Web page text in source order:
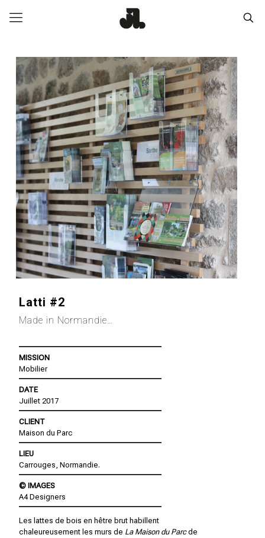
Latti #2
Made in Normandie…
MISSION
Mobilier
DATE
Juillet 2017
CLIENT
Maison du Parc
LIEU
Carrouges, Normandie.
© IMAGES
A4 Designers
Les lattes de bois en hêtre brut habillent
chaleureusement les murs de La Maison du Parc de